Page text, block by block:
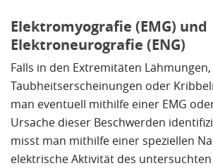
Elektromyografie (EMG) und
Elektroneurografie (ENG)
Falls in den Extremitäten Lähmungen,
Taubheitserscheinungen oder
man eventuell mithilfe einer EMG
Ursache dieser Beschwerden
misst man mithilfe einer speziellen
elektrische Aktivität des